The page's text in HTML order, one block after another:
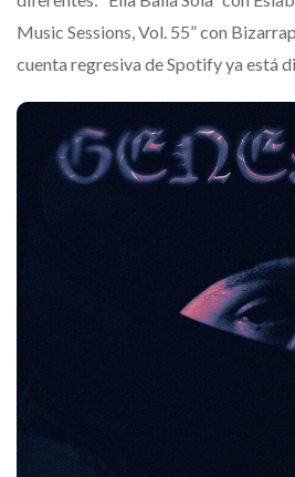
Music Sessions, Vol. 55” con
cuenta regresiva de Spotify ya está